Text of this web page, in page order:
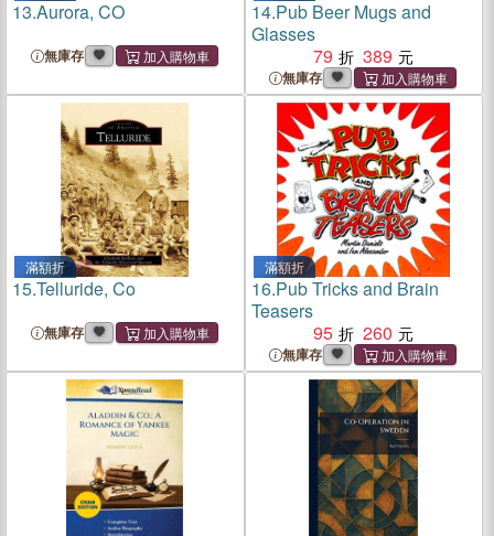
13.Aurora, CO
無庫存
14.Pub Beer Mugs and
Glasses
79
389
無庫存
滿額折
15.Telluride, Co
無庫存
滿額折
16.Pub Tricks and Brain
Teasers
95
260
無庫存